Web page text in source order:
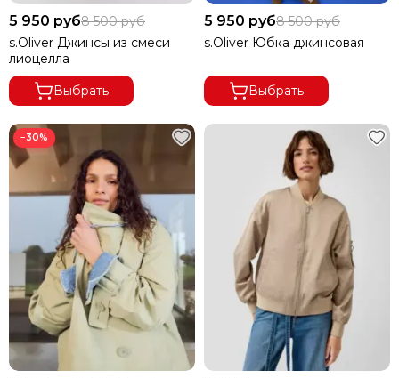
5 950 руб8 500 руб
s.Oliver Джинсы из смеси
лиоцелла
Выбрать
5 950 руб8 500 руб
s.Oliver Юбка джинсовая
Выбрать
−30%